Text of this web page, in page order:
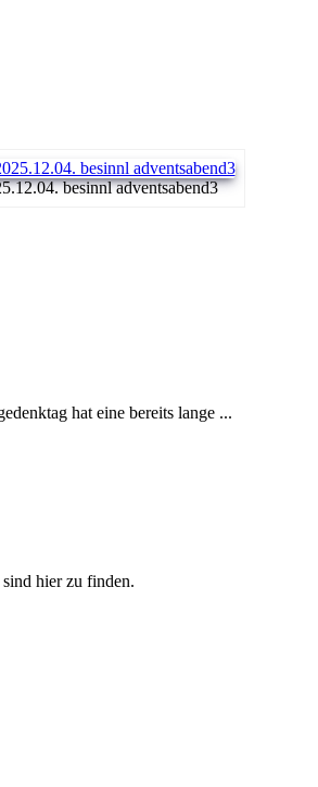
besinnl adventsabend3
hat eine bereits lange ...
hier zu finden.